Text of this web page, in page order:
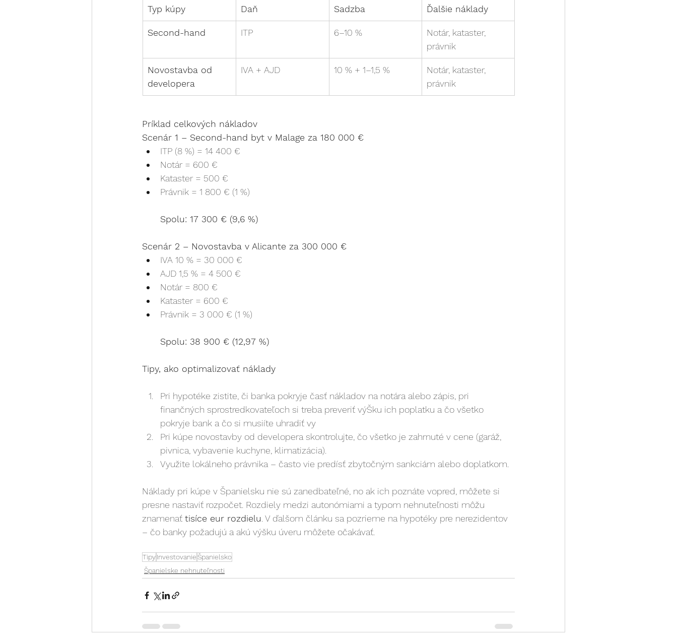
Typ kúpy Daň Sadzba Ďalšie náklady
Second-hand ITP 6–10 %
Notár, kataster,
právnik
Novostavba od
developera
IVA + AJD 10 % + 1–1,5 %
Notár, kataster,
právnik
Príklad celkových nákladov
Scenár 1 – Second-hand byt v Malage za 180 000 €
ITP (8 %) = 14 400 €
Notár = 600 €
Kataster = 500 €
Právnik = 1 800 € (1 %)
Spolu: 17 300 € (9,6 %)
Scenár 2 – Novostavba v Alicante za 300 000 €
IVA 10 % = 30 000 €
AJD 1,5 % = 4 500 €
Notár = 800 €
Kataster = 600 €
Právnik = 3 000 € (1 %)
Spolu: 38 900 € (12,97 %)
Tipy, ako optimalizovať náklady
Pri hypotéke zistite, či banka pokryje časť nákladov na notára alebo zápis, pri
finančných sprostredkovateľoch si treba preveriť výŠku ich poplatku a čo všetko
pokryje bank a čo si musiíte uhradiť vy
Pri kúpe novostavby od developera skontrolujte, čo všetko je zahrnuté v cene (garáž,
pivnica, vybavenie kuchyne, klimatizácia).
Využite lokálneho právnika – často vie predísť zbytočným sankciám alebo doplatkom.
Náklady pri kúpe v Španielsku nie sú zanedbateľné, no ak ich poznáte vopred, môžete si
presne nastaviť rozpočet. Rozdiely medzi autonómiami a typom nehnuteľnosti môžu
znamenať tisíce eur rozdielu. V ďalšom článku sa pozrieme na hypotéky pre nerezidentov
– čo banky požadujú a akú výšku úveru môžete očakávať.
TipyInvestovanieŠpanielsko
Španielske nehnuteľnosti